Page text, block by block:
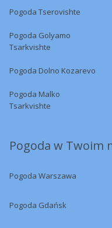
Pogoda Tserovishte
Pogoda Golyamo
Tsarkvishte
Pogoda Dolno Kozarevo
Pogoda Malko
Tsarkvishte
Pogoda w Twoim
Pogoda Warszawa
Pogoda Gdańsk